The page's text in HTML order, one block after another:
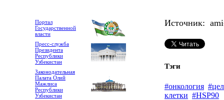
Портал
Государственной
власти
Пресс-служба
Президента
Республики
Узбекистан
Законодательная
Палата Олий
Мажлиса
Республики
Узбекистан
Источник:
Тэги
#онкология
клетки #HSP90